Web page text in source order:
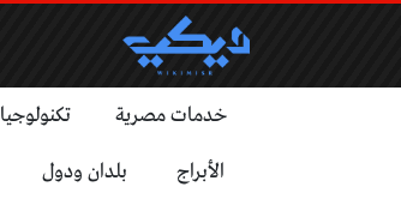
خدمات مصرية تكنولوجيا
الأبراج بلدان ودول